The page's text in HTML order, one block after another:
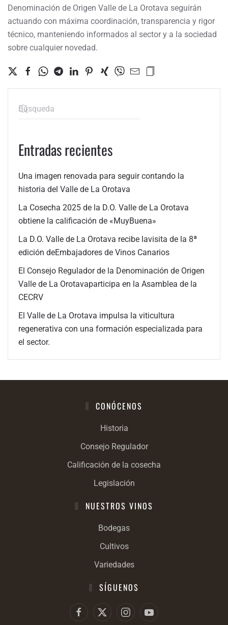
Denominación de Origen Valle de La Orotava seguirán
actuando con máxima coordinación, transparencia y rigor
técnico, manteniendo informados al sector y a la sociedad
sobre cualquier novedad.
Entradas recientes
Una imagen renovada para seguir contando la
historia del Valle de La Orotava
La Cosecha 2025 de la D.O. Valle de La Orotava
obtiene la calificación de «MuyBuena»
La D.O. Valle de La Orotava recibe lavisita de la 8ª
edición deEmbajadores de Vinos Canarios
El Consejo Regulador de la Denominación de Origen
Valle de La Orotavaparticipa en la Asamblea de la
CECRV
El Valle de La Orotava impulsa la viticultura
regenerativa con una formación especializada para
el sector.
CONÓCENOS
Historia
Consejo Regulador
Calificación de la cosecha
Legislación
NUESTROS VINOS
Bodegas
Cultivos
Variedades
SÍGUENOS